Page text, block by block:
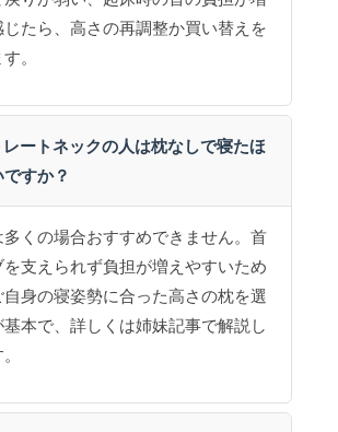
じたら、高さの再調整か買い替えを
。
ートネックの人は枕なしで寝たほ
すか？
多くの場合おすすめできません。首
支えられず負担が増えやすいため
自身の寝姿勢に合った高さの枕を選
本で、詳しくは姉妹記事で解説し